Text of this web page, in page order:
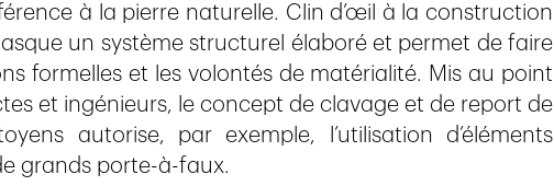
à la pierre naturelle. Clin d’œil à la construction
un système structurel élaboré et permet de faire
formelles et les volontés de matérialité. Mis au point
et ingénieurs, le concept de clavage et de report de
autorise, par exemple, l’utilisation d’éléments
grands porte­-à-­faux.